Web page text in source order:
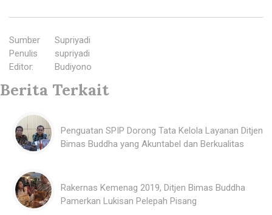
Sumber
:
Supriyadi
Penulis
:
supriyadi
Editor: Budiyono
Berita Terkait
Penguatan SPIP Dorong Tata Kelola Layanan Ditjen
Bimas Buddha yang Akuntabel dan Berkualitas
Rakernas Kemenag 2019, Ditjen Bimas Buddha
Pamerkan Lukisan Pelepah Pisang